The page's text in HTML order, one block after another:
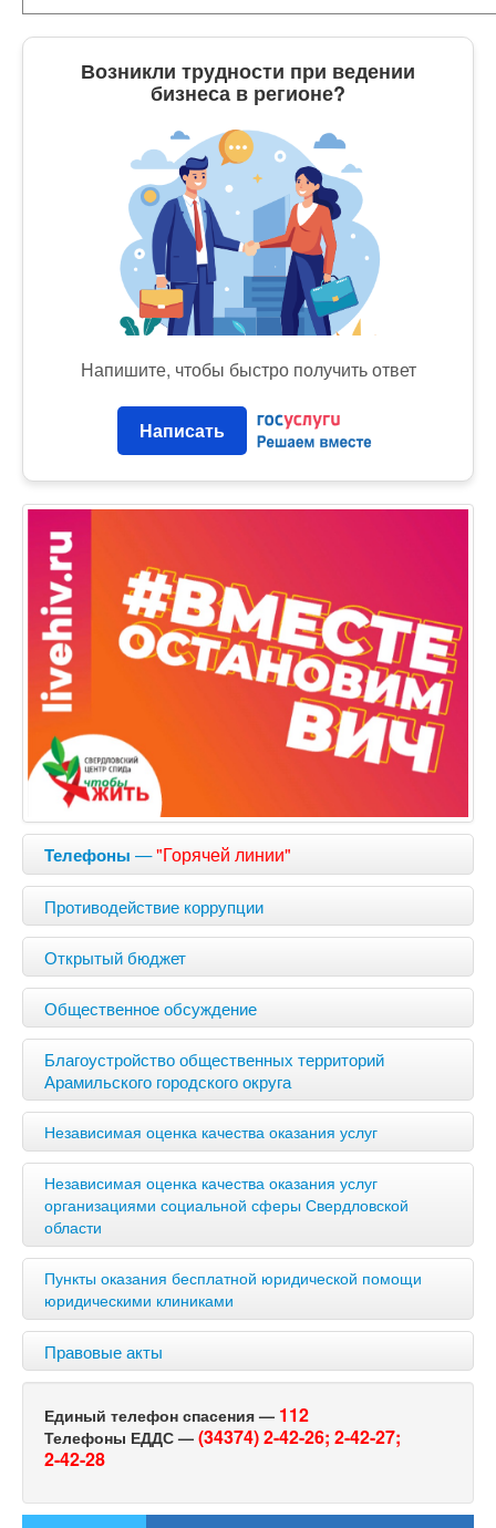
Возникли трудности при ведении
бизнеса в регионе?
Напишите, чтобы быстро получить ответ
Написать
Телефоны —"Горячей линии"
Противодействие коррупции
Открытый бюджет
Общественное обсуждение
Благоустройство общественных территорий
Арамильского городского округа
Независимая оценка качества оказания услуг
Независимая оценка качества оказания услуг
организациями социальной сферы Свердловской
области
Пункты оказания бесплатной юридической помощи
юридическими клиниками
Правовые акты
Единый телефон спасения — 112
Телефоны ЕДДС — (34374) 2-42-26; 2-42-27;
2-42-28